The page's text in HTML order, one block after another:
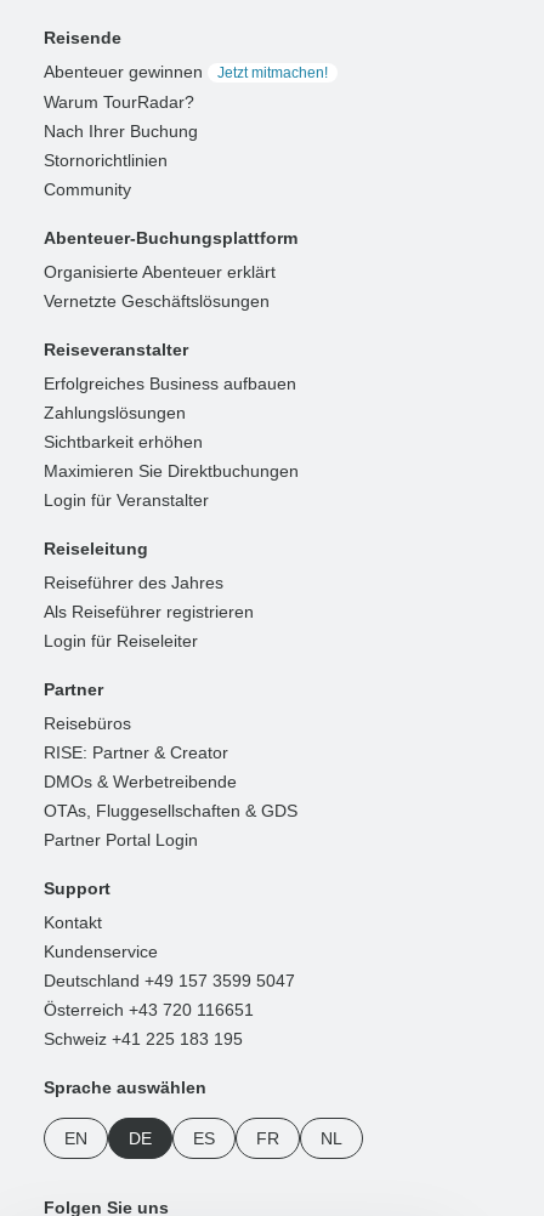
Reisende
Abenteuer gewinnen
Jetzt mitmachen!
Warum TourRadar?
Nach Ihrer Buchung
Stornorichtlinien
Community
Abenteuer-Buchungsplattform
Organisierte Abenteuer erklärt
Vernetzte Geschäftslösungen
Reiseveranstalter
Erfolgreiches Business aufbauen
Zahlungslösungen
Sichtbarkeit erhöhen
Maximieren Sie Direktbuchungen
Login für Veranstalter
Reiseleitung
Reiseführer des Jahres
Als Reiseführer registrieren
Login für Reiseleiter
Partner
Reisebüros
RISE: Partner & Creator
DMOs & Werbetreibende
OTAs, Fluggesellschaften & GDS
Partner Portal Login
Support
Kontakt
Kundenservice
Deutschland +49 157 3599 5047
Österreich +43 720 116651
Schweiz +41 225 183 195
Sprache auswählen
EN DE ES FR NL
Folgen Sie uns